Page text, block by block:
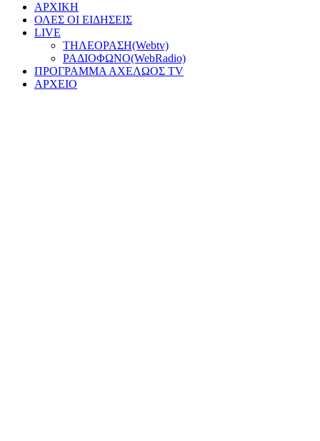
ΑΡΧΙΚΗ
ΟΛΕΣ ΟΙ ΕΙΔΗΣΕΙΣ
LIVE
ΤΗΛΕΟΡΑΣΗ(Webtv)
ΡΑΔΙΟΦΩΝΟ(WebRadio)
ΠΡΟΓΡΑΜΜΑ ΑΧΕΛΩΟΣ TV
ΑΡΧΕΙΟ